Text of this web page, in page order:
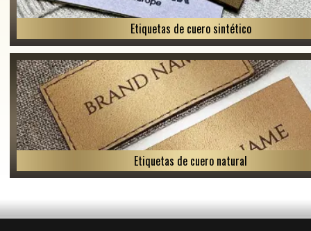
Etiquetas de cuero sintético
Etiquetas de cuero natural